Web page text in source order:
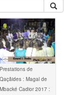
Prestations de
Qaçâides : Magal de
Mbacké Cadior 2017 :